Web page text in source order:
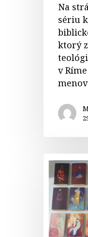
Na
sériu
ktorý
v
Slovo
obraze